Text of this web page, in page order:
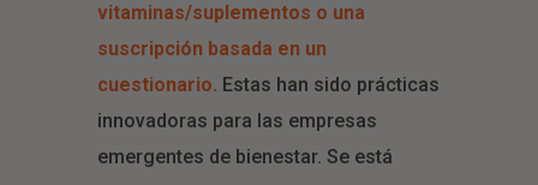
vitaminas/suplementos o una
suscripción basada en un
cuestionario. Estas han sido prácticas
innovadoras para las empresas
emergentes de bienestar. Se está